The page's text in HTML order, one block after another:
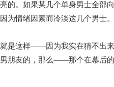
的。如果某几个单身男士全部
情绪因素而冷淡这几个男士。
就是这样——因为我实在猜不出
朋友的，那么——那个在幕后